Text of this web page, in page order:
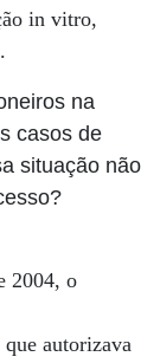
in vitro,
na
casos de
situação não
2004, o
autorizava